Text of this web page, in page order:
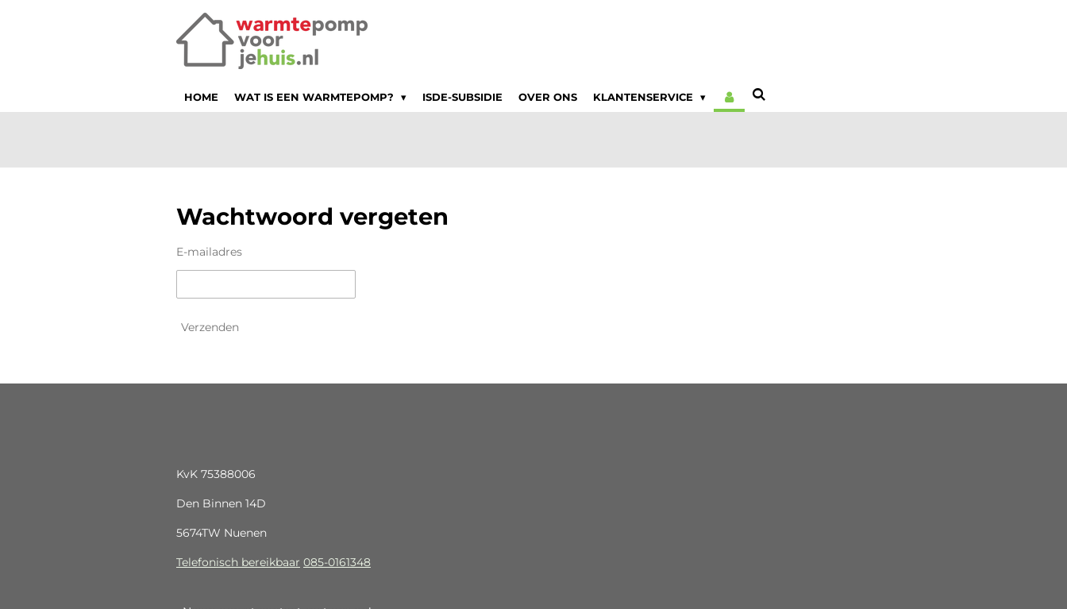
HOME WAT IS EEN WARMTEPOMP? ISDE-SUBSIDIE OVER ONS KLANTENSERVICE
Wachtwoord vergeten
E-mailadres
Verzenden
KvK 75388006
Den Binnen 14D
5674TW Nuenen
Telefonisch bereikbaar 085-0161348